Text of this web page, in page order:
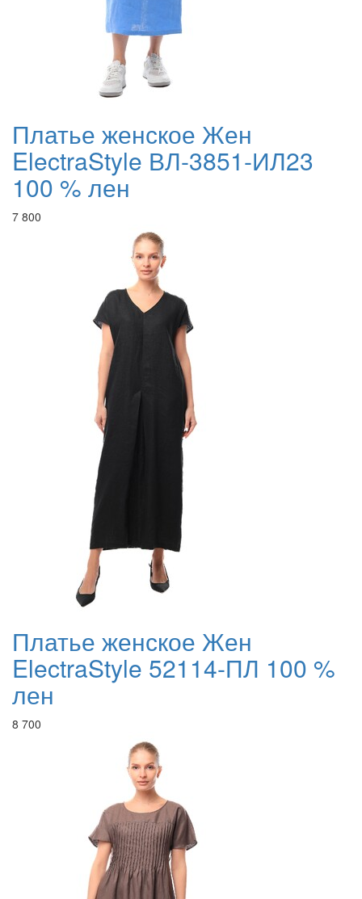
Платье женское Жен
ElectraStyle ВЛ-3851-ИЛ23
100 % лен
7 800
Платье женское Жен
ElectraStyle 52114-ПЛ 100 %
лен
8 700